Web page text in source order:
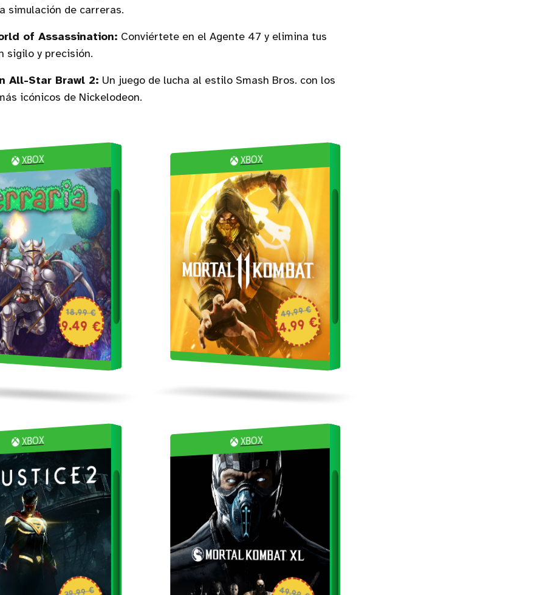
simulación de carreras.
of Assassination: Conviértete en el Agente 47 y elimina tus
sigilo y precisión.
All-Star Brawl 2: Un juego de lucha al estilo Smash Bros. con los
icónicos de Nickelodeon.
XBOX
18.99 €
9.49 €
XBOX
49.99 €
4.99 €
XBOX XBOX